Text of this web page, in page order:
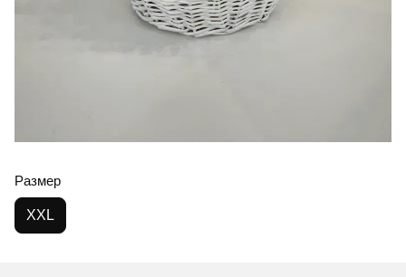
Размер
XXL